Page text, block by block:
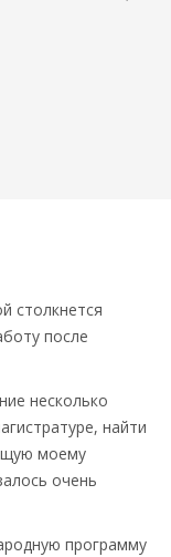
столкнется
после
несколько
найти
моему
очень
программу